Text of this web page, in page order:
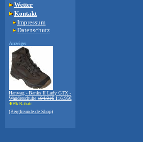
Wetter
Kontakt
Impressum
Datenschutz
Anzeige:
Hanwag - Banks II Lady GTX -
Wanderschuhe 194.91€ 116.95€
40% Rabatt
(Bergfreunde.de Shop)